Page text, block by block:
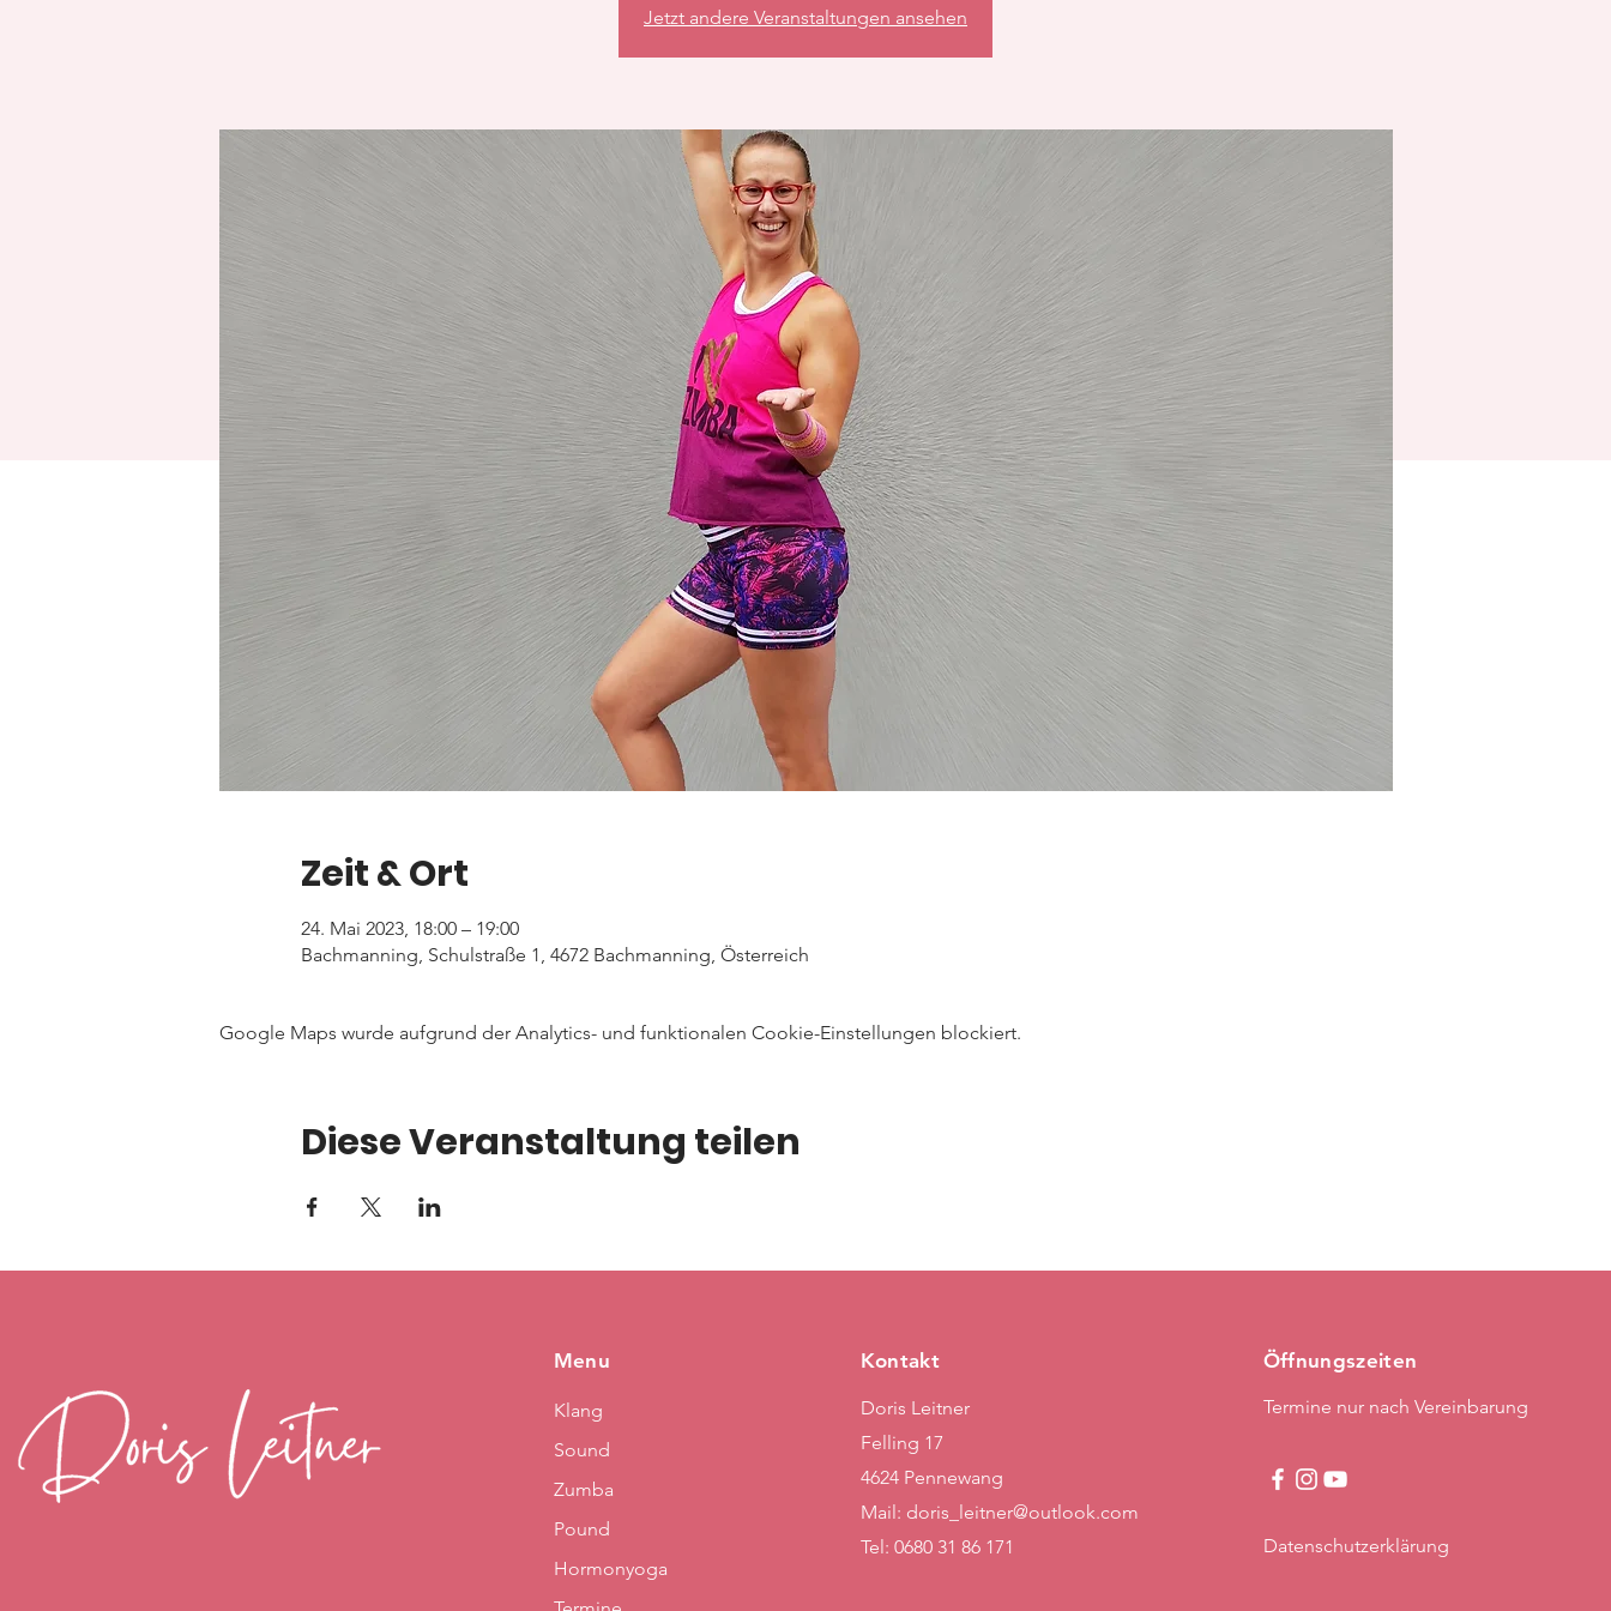
Jetzt andere Veranstaltungen ansehen
Zeit & Ort
24. Mai 2023, 18:00 – 19:00
Bachmanning, Schulstraße 1, 4672 Bachmanning, Österreich
Google Maps wurde aufgrund der Analytics- und funktionalen Cookie-Einstellungen blockiert.
Diese Veranstaltung teilen
Menu
Klang
Sound
Zumba
Pound
Hormonyoga
Kontakt
Doris Leitner
Felling 17
4624 Pennewang
Mail: doris_leitner@outlook.com
Tel: 0680 31 86 171
Öffnungszeiten
Termine nur nach Vereinbarung
Datenschutzerklärung